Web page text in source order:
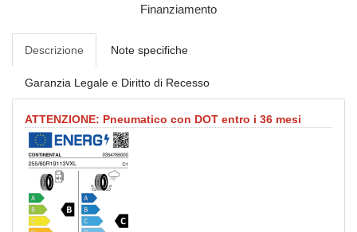
Finanziamento
Descrizione Note specifiche
Garanzia Legale e Diritto di Recesso
ATTENZIONE: Pneumatico con DOT entro i 36 mesi